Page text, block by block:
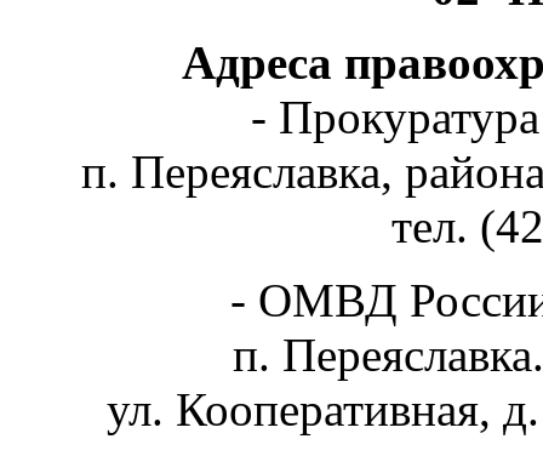
Адреса
-
п. Переяславка,
тел.
- ОМВД
п.
ул. Кооперативная,